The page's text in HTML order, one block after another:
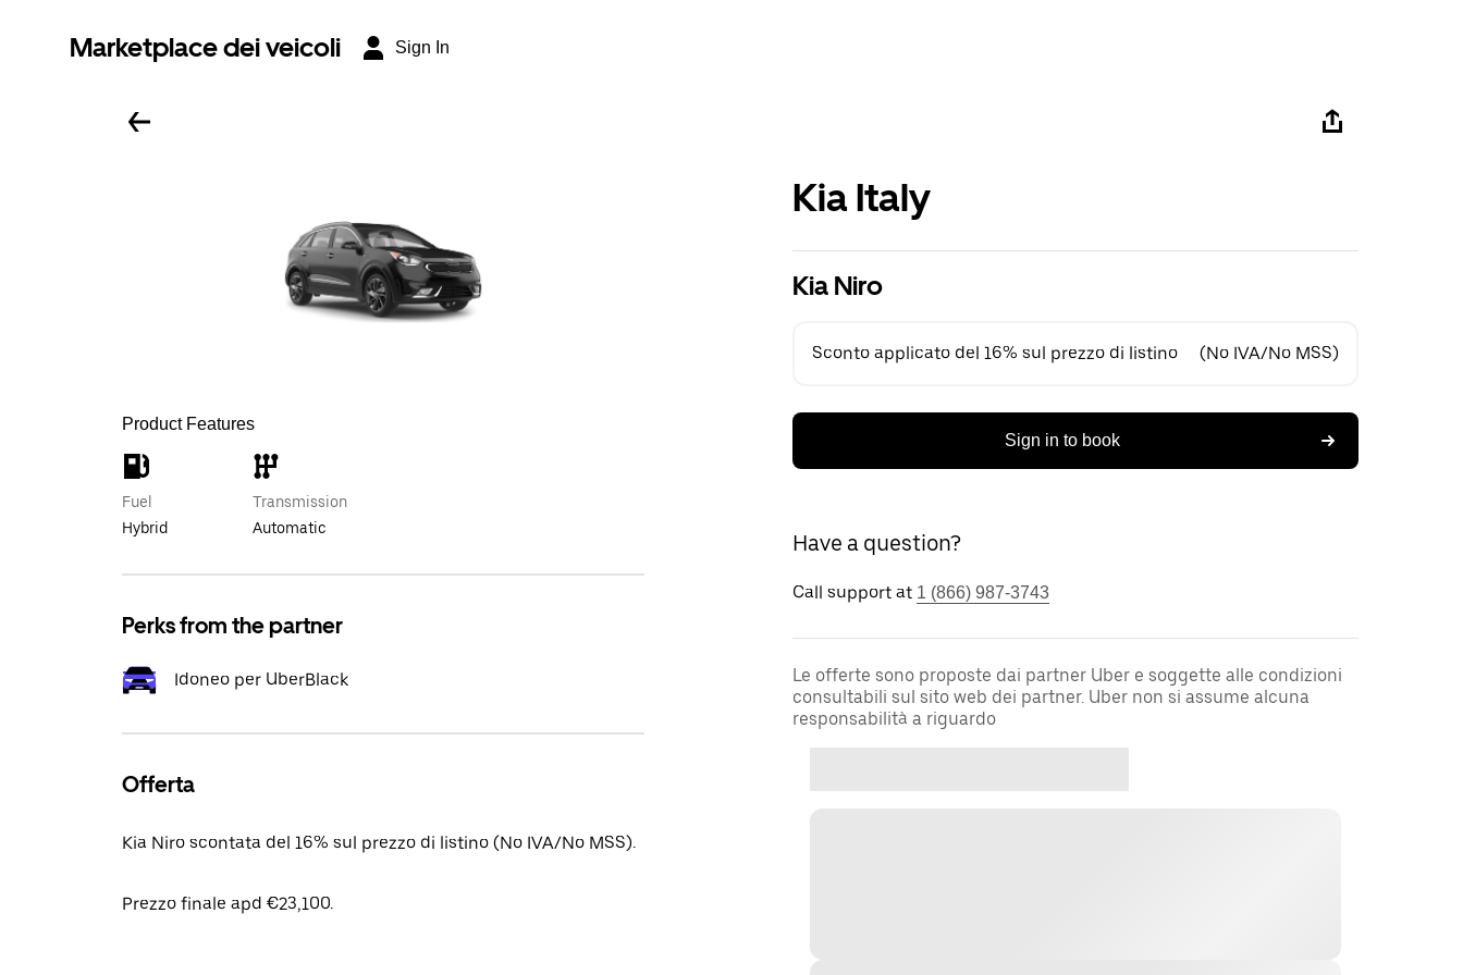
Marketplace dei veicoli Sign In
Product Features
Fuel
Hybrid
Transmission
Automatic
Perks from the partner
Idoneo per UberBlack
Offerta
Kia Niro scontata del 16% sul prezzo di listino (No IVA/No MSS).
Prezzo finale apd €23,100.
Kia Italy
Kia Niro
Sconto applicato del 16% sul prezzo di listino (No IVA/No MSS)
Sign in to book
Have a question?
Call support at 1 (866) 987-3743
Le offerte sono proposte dai partner Uber e soggette alle condizioni
consultabili sul sito web dei partner. Uber non si assume alcuna
responsabilità a riguardo